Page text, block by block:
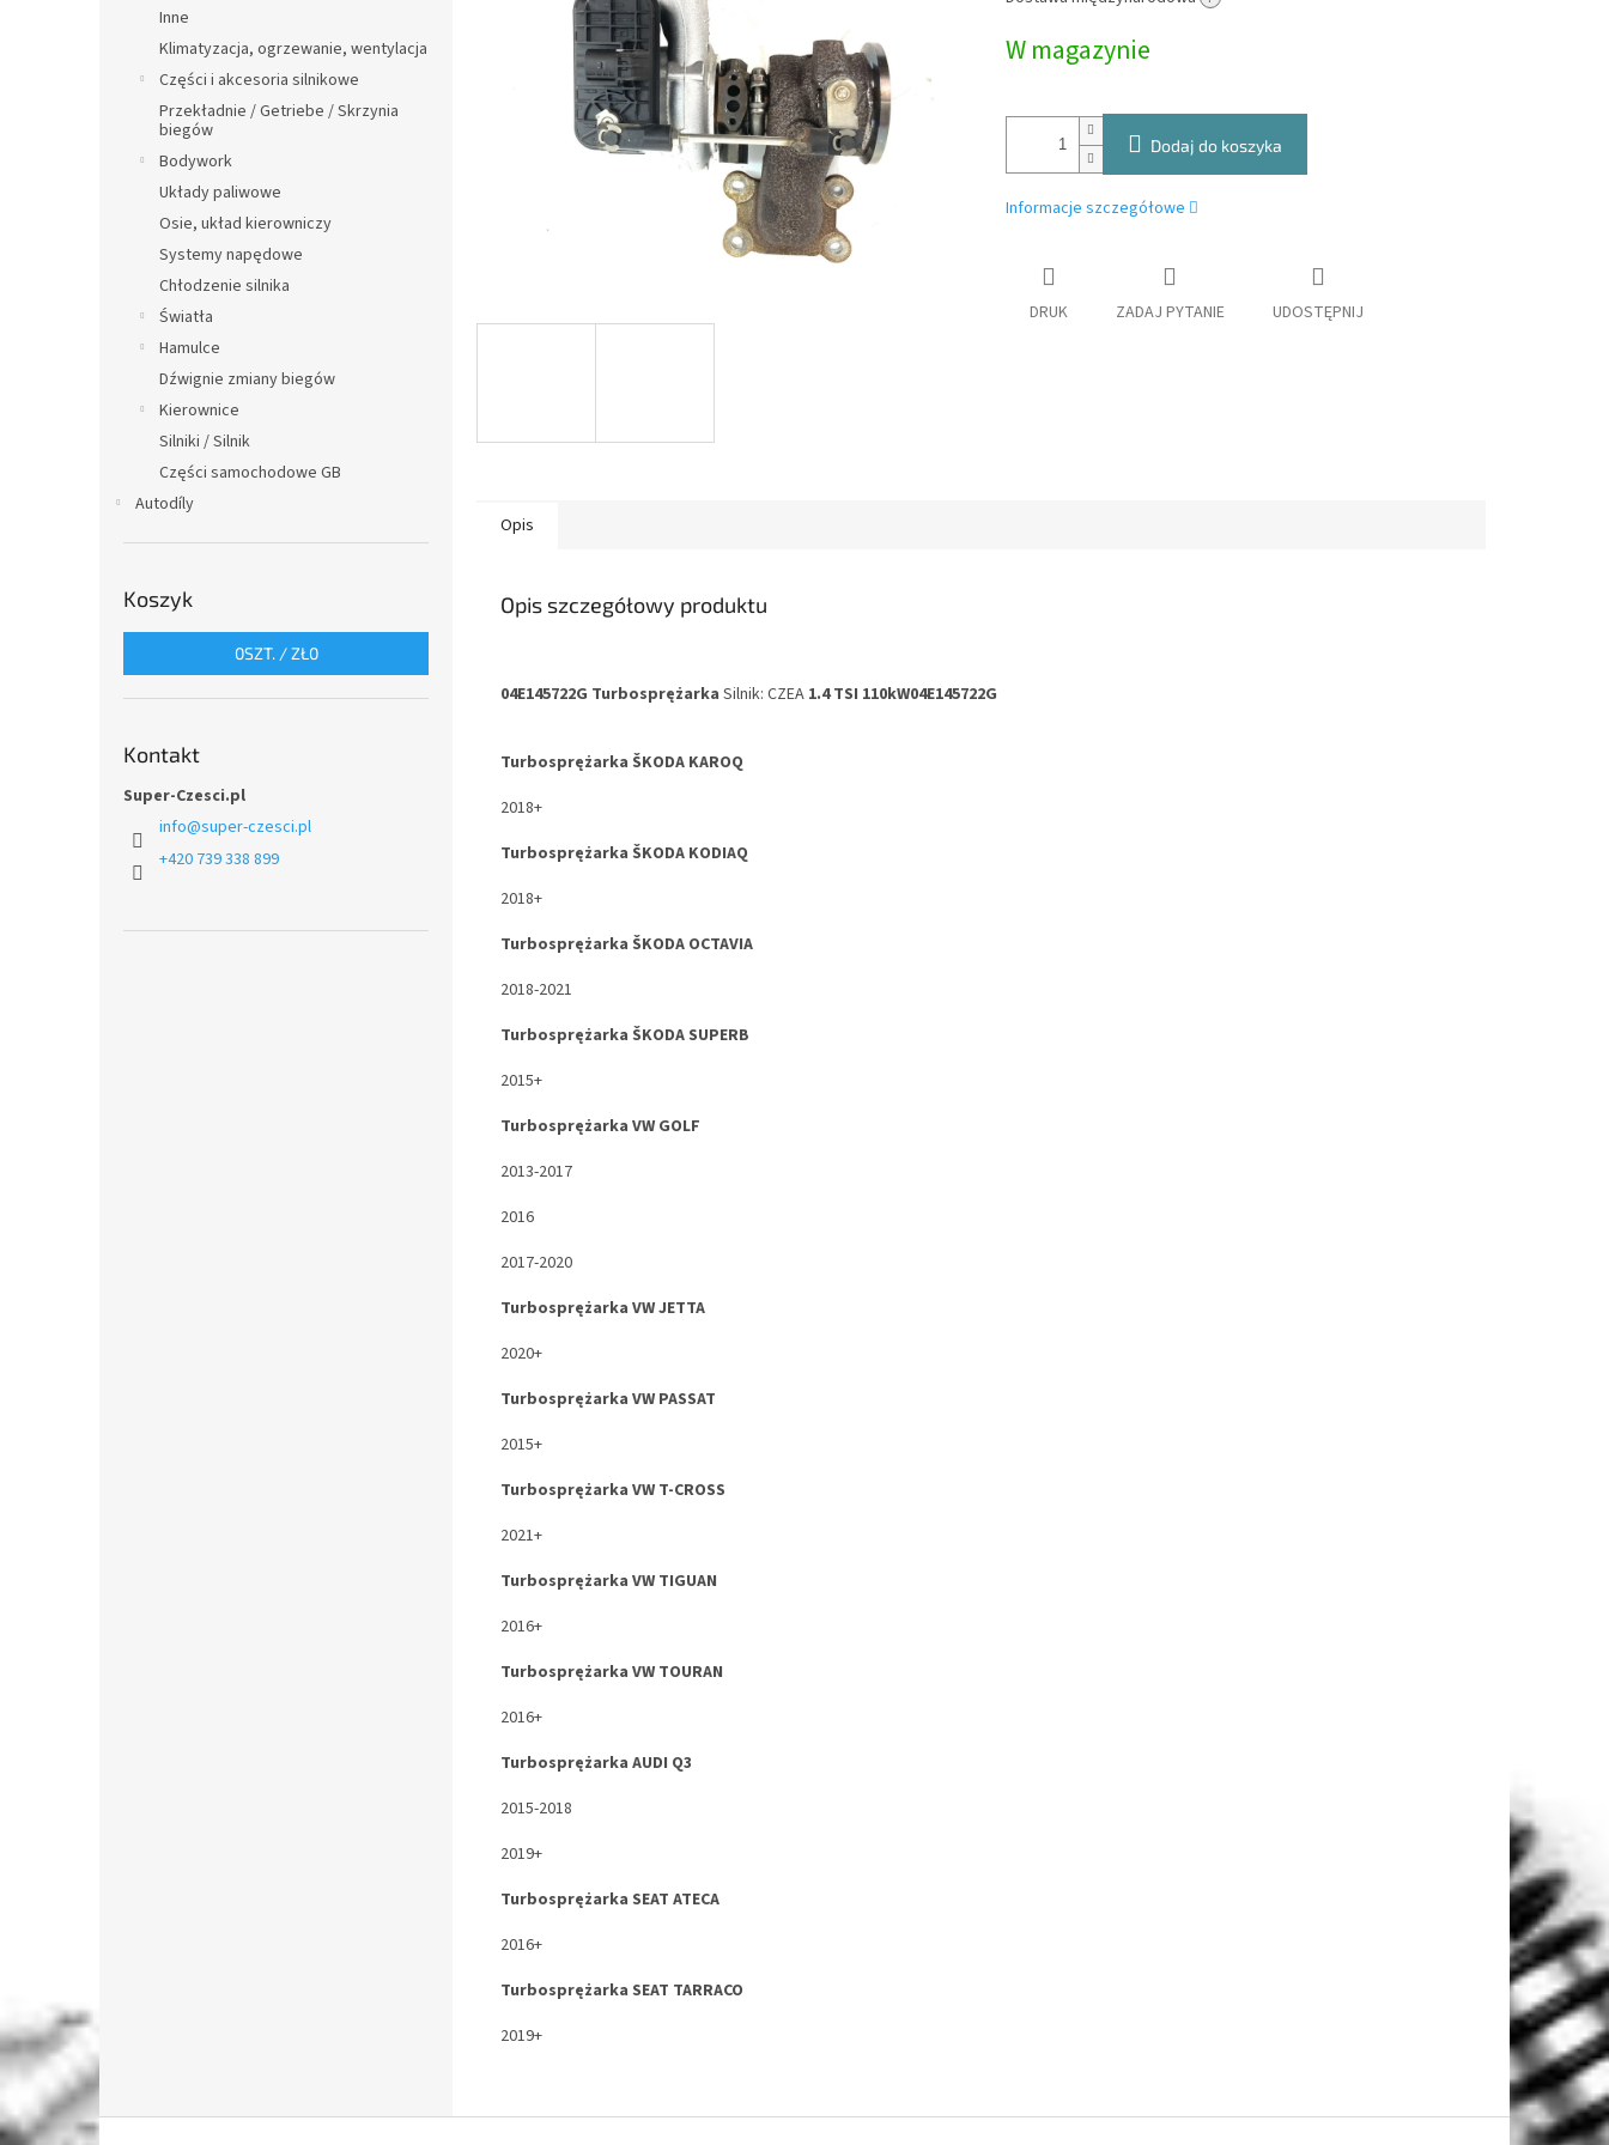
Inne
Klimatyzacja, ogrzewanie, wentylacja
Części i akcesoria silnikowe
Przekładnie / Getriebe / Skrzynia
biegów
Bodywork
Układy paliwowe
Osie, układ kierowniczy
Systemy napędowe
Chłodzenie silnika
Światła
Hamulce
Dźwignie zmiany biegów
Kierownice
Silniki / Silnik
Części samochodowe GB
Autodíly
Koszyk
0SZT. /ZŁ0
Kontakt
Super-Czesci.pl
info@super-czesci.pl
+420 739 338 899
W magazynie
Dodaj do koszyka
Informacje szczegółowe
DRUK ZADAJ PYTANIE UDOSTĘPNIJ
Opis
Opis szczegółowy produktu
04E145722G Turbosprężarka Silnik: CZEA 1.4 TSI 110kW04E145722G
Turbosprężarka ŠKODA KAROQ
2018+
Turbosprężarka ŠKODA KODIAQ
2018+
Turbosprężarka ŠKODA OCTAVIA
2018-2021
Turbosprężarka ŠKODA SUPERB
2015+
Turbosprężarka VW GOLF
2013-2017
2016
2017-2020
Turbosprężarka VW JETTA
2020+
Turbosprężarka VW PASSAT
2015+
Turbosprężarka VW T-CROSS
2021+
Turbosprężarka VW TIGUAN
2016+
Turbosprężarka VW TOURAN
2016+
Turbosprężarka AUDI Q3
2015-2018
2019+
Turbosprężarka SEAT ATECA
2016+
Turbosprężarka SEAT TARRACO
2019+
S